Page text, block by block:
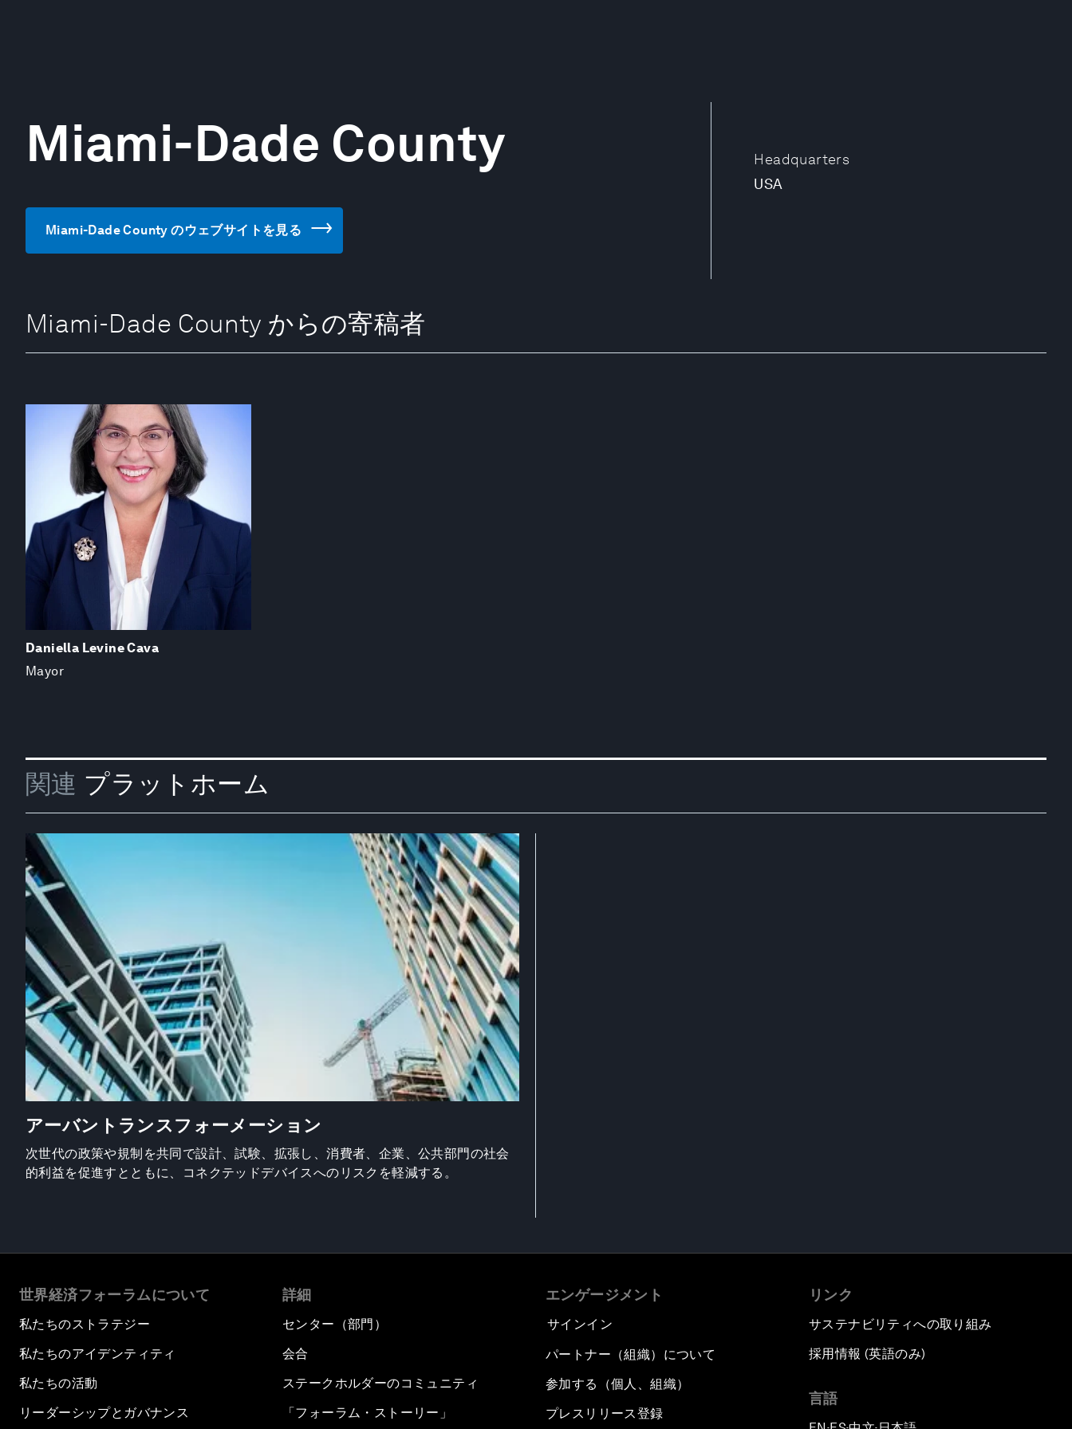
Headquarters
USA
Miami-Dade County
Miami-Dade County のウェブサイトを見る
Miami-Dade County からの寄稿者
Daniella Levine Cava
Mayor
関連 プラットホーム
アーバントランスフォーメーション
次世代の政策や規制を共同で設計、試験、拡張し、消費者、企業、公共部門の社会
的利益を促進すとともに、コネクテッドデバイスへのリスクを軽減する。
世界経済フォーラムについて
私たちのストラテジー
私たちのアイデンティティ
私たちの活動
リーダーシップとガバナンス
詳細
センター（部門）
会合
ステークホルダーのコミュニティ
「フォーラム・ストーリー」
エンゲージメント
サインイン
パートナー（組織）について
参加する（個人、組織）
プレスリリース登録
リンク
サステナビリティへの取り組み
採用情報 (英語のみ)
言語